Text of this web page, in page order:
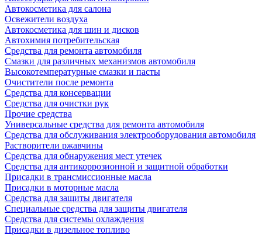
Автокосметика для салона
Освежители воздуха
Автокосметика для шин и дисков
Автохимия потребительская
Средства для ремонта автомобиля
Смазки для различных механизмов автомобиля
Высокотемпературные смазки и пасты
Очистители после ремонта
Средства для консервации
Средства для очистки рук
Прочие средства
Универсальные средства для ремонта автомобиля
Средства для обслуживания электрооборудования автомобиля
Растворители ржавчины
Средства для обнаружения мест утечек
Средства для антикоррозионной и защитной обработки
Присадки в трансмиссионные масла
Присадки в моторные масла
Средства для защиты двигателя
Специальныe средства для защиты двигателя
Средства для системы охлаждения
Присадки в дизельное топливо